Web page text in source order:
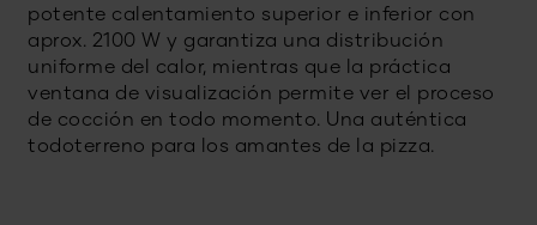
potente calentamiento superior e inferior con
aprox. 2100 W y garantiza una distribución
uniforme del calor, mientras que la práctica
ventana de visualización permite ver el proceso
de cocción en todo momento. Una auténtica
todoterreno para los amantes de la pizza.